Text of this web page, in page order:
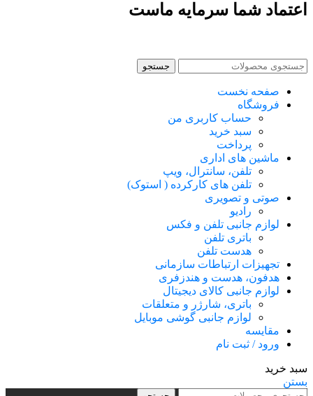
اعتماد شما سرمایه ماست
جستجو
صفحه نخست
فروشگاه
حساب کاربری من
سبد خرید
پرداخت
ماشین های اداری
تلفن، سانترال، ویپ
تلفن های کارکرده ( استوک)
صوتی و تصویری
رادیو
لوازم جانبی تلفن و فکس
باتری تلفن
هدست تلفن
تجهیزات ارتباطات سازمانی
هدفون، هدست و هندزفری
لوازم جانبی کالای دیجیتال
باتری، شارژر و متعلقات
لوازم جانبی گوشی موبایل
مقایسه
ورود / ثبت نام
سبد خرید
بستن